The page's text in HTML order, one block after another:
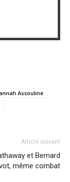
Assouline
Article suivant
et Bernard
même combat